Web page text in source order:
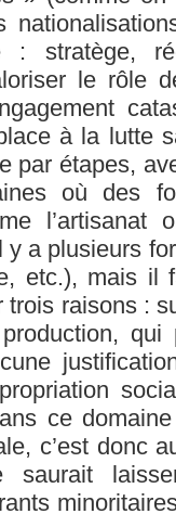
: stratège,
le rôle
à la lutte
par étapes,
où des
y a plusieurs
etc.), mais il
trois raisons :
qui
ce
c’est donc